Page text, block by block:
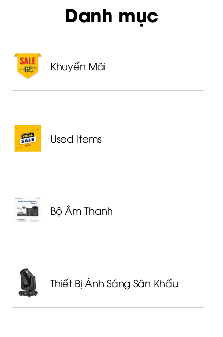
Danh mục
Khuyến Mãi
Used Items
Bộ Âm Thanh
Thiết Bị Ánh Sáng Sân Khấu